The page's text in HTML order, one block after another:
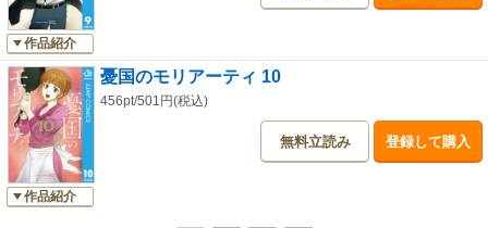
作品紹介
作品紹介
憂国のモリアーティ 10
456pt/501円(税込)
無料立読み 登録して購入